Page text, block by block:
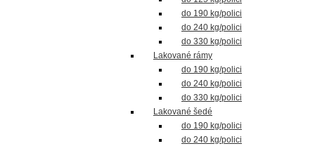
do 190 kg/polici
do 240 kg/polici
do 330 kg/polici
Lakované rámy
do 190 kg/polici
do 240 kg/polici
do 330 kg/polici
Lakované šedé
do 190 kg/polici
do 240 kg/polici